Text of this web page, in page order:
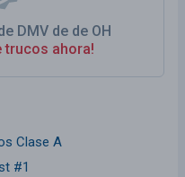
DMV de de OH
trucos ahora!
Clase A
#1